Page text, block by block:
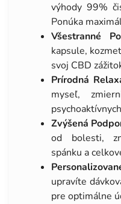
výhody 99%
Ponúka
Všestranné
kapsule,
svoj CBD
Prírodná
myseľ,
Zvýšená
od bolesti,
spánku a
upravíte
pre optimálne